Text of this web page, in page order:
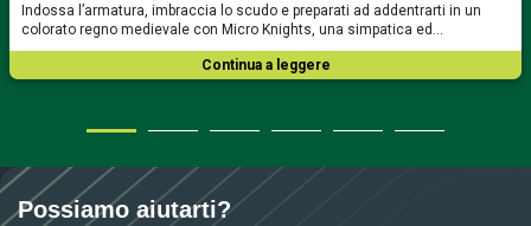
Indossa l’armatura, imbraccia lo scudo e preparati ad addentrarti in un
colorato regno medievale con Micro Knights, una simpatica ed…
Continua a leggere
Possiamo aiutarti?